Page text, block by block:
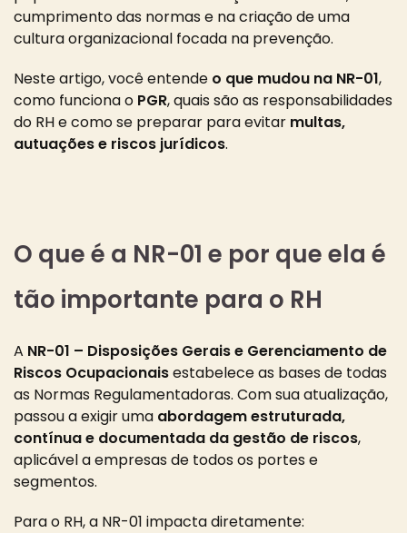
cumprimento das normas e na criação de uma
cultura organizacional focada na prevenção.
Neste artigo, você entende o que mudou na NR-01,
como funciona o PGR, quais são as responsabilidades
do RH e como se preparar para evitar multas,
autuações e riscos jurídicos.
O que é a NR-01 e por que ela é
tão importante para o RH
A NR-01 – Disposições Gerais e Gerenciamento de
Riscos Ocupacionaisestabelece as bases de todas
as Normas Regulamentadoras. Com sua atualização,
passou a exigir uma abordagem estruturada,
contínua e documentada da gestão de riscos,
aplicável a empresas de todos os portes e
segmentos.
Para o RH, a NR-01 impacta diretamente: